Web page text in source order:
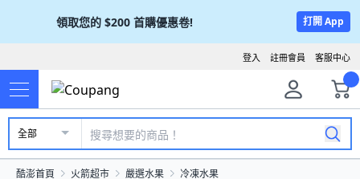
領取您的 $200 首購優惠卷! 打開 App
客服中心
註冊會員
登入
全部
酷澎首頁 火箭超市 嚴選水果 冷凍水果